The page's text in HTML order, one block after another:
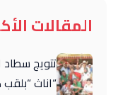
المقالات
تتويج
“اناث